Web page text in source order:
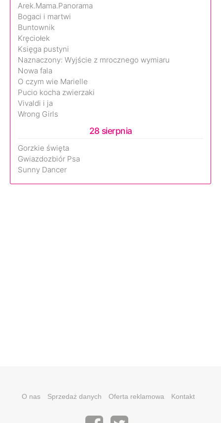
Arek.Mama.Panorama
Bogaci i martwi
Buntownik
Kręciołek
Księga pustyni
Naznaczony: Wyjście z mrocznego wymiaru
Nowa fala
O czym wie Marielle
Pucio kocha zwierzaki
Vivaldi i ja
Wrong Girls
28 sierpnia
Gorzkie święta
Gwiazdozbiór Psa
Sunny Dancer
O nas Sprzedaż danych Oferta reklamowa Kontakt